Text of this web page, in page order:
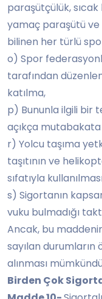
paraşütçülük,
yamaç paraşütü
bilinen her türlü
o) Spor
tarafından
katılma,
p) Bununla ilgili bir
açıkça mutabakata
r) Yolcu taşıma
taşıtının ve
sıfatıyla
s) Sigortanın
vuku bulmadığı
Ancak, bu
sayılan
alınması
Birden Çok